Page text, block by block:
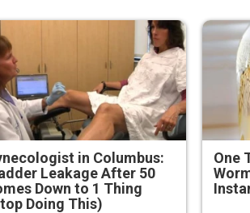
in Columbus:
Leakage After 50
Down to 1 Thing
Doing This)
One